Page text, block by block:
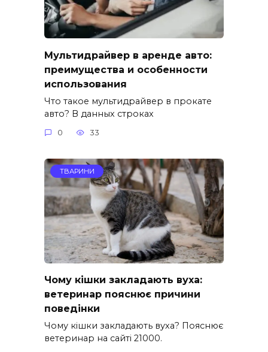
Мультидрайвер в аренде авто:
преимущества и особенности
использования
Что такое мультидрайвер в прокате
авто? В данных строках
0 33
ТВАРИНИ
Чому кішки закладають вуха:
ветеринар пояснює причини
поведінки
Чому кішки закладають вуха? Пояснює
ветеринар на сайті 21000.